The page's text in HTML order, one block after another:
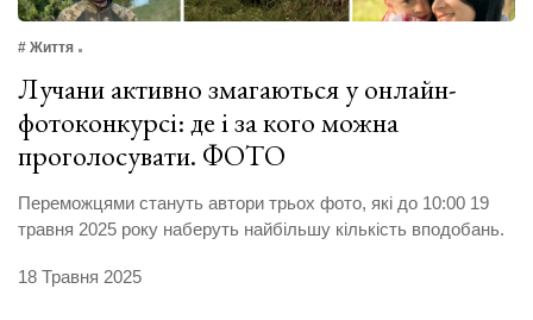
# Життя
Лучани активно змагаються у онлайн-
фотоконкурсі: де і за кого можна
проголосувати. ФОТО
Переможцями стануть автори трьох фото, які до 10:00 19
травня 2025 року наберуть найбільшу кількість вподобань.
18 Травня 2025